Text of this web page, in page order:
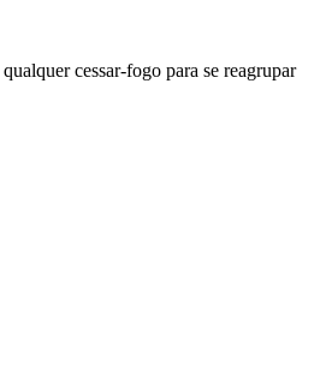
cessar-fogo para se reagrupar